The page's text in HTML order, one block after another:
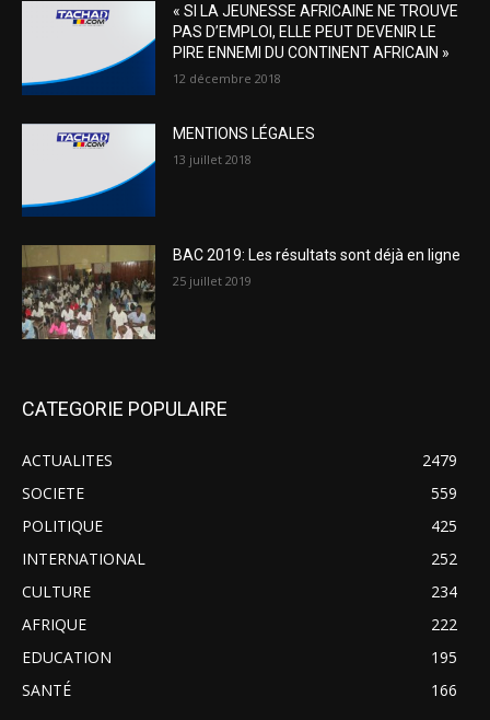
« SI LA JEUNESSE AFRICAINE NE TROUVE
PAS D’EMPLOI, ELLE PEUT DEVENIR LE
PIRE ENNEMI DU CONTINENT AFRICAIN »
12 décembre 2018
MENTIONS LÉGALES
13 juillet 2018
BAC 2019: Les résultats sont déjà en ligne
25 juillet 2019
CATEGORIE POPULAIRE
ACTUALITES
2479
SOCIETE
559
POLITIQUE
425
INTERNATIONAL
252
CULTURE
234
AFRIQUE
222
EDUCATION
195
SANTÉ
166